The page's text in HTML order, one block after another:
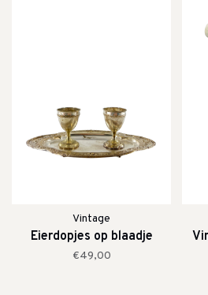
Vintage
Eierdopjes op blaadje
€49,00